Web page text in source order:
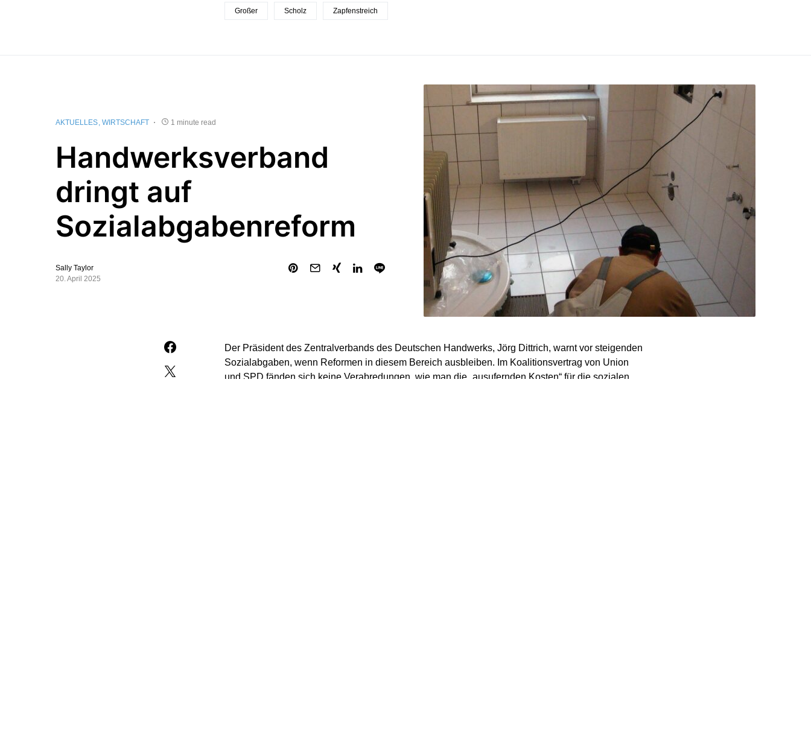
Großer Scholz Zapfenstreich
AKTUELLES WIRTSCHAFT 1 minute read
Handwerksverband
dringt auf
Sozialabgabenreform
Sally Taylor
20. April 2025
Der Präsident des Zentralverbands des Deutschen Handwerks, Jörg Dittrich, warnt vor steigenden
Sozialabgaben, wenn Reformen in diesem Bereich ausbleiben. Im Koalitionsvertrag von Union
und SPD fänden sich keine Verabredungen, wie man die „ausufernden Kosten“ für die sozialen